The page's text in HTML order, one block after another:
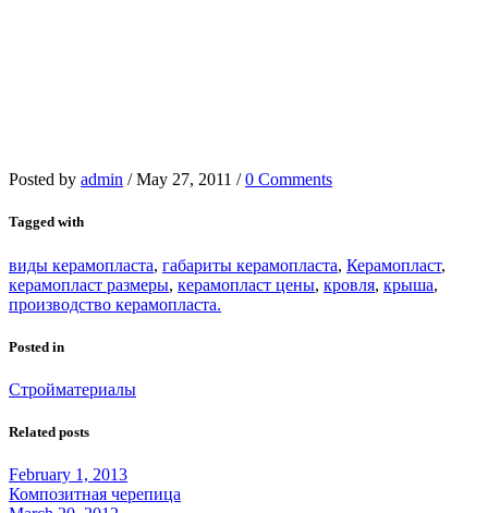
Posted by admin / May 27, 2011 / 0 Comments
Tagged with
виды керамопласта, габариты керамопласта, Керамопласт,
керамопласт размеры, керамопласт цены, кровля, крыша,
производство керамопласта.
Posted in
Стройматериалы
Related posts
February 1, 2013
Композитная черепица